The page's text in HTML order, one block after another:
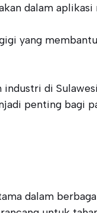
dalam
yang
di
penting bagi
dalam